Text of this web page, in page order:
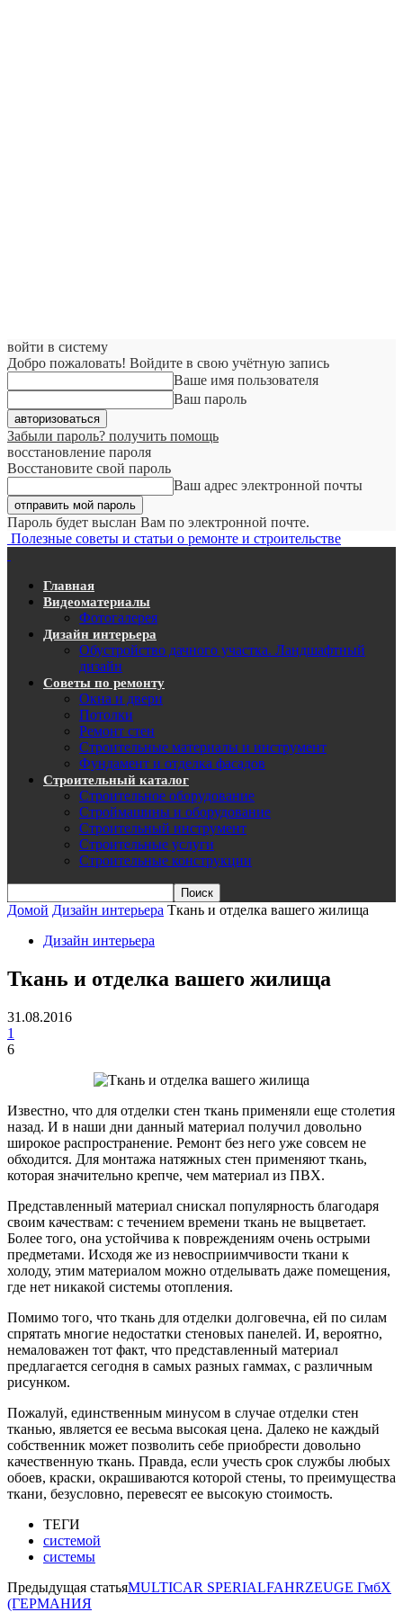
войти в систему
Добро пожаловать! Войдите в свою учётную запись
Ваше имя пользователя
Ваш пароль
Забыли пароль? получить помощь
восстановление пароля
Восстановите свой пароль
Ваш адрес электронной почты
Пароль будет выслан Вам по электронной почте.
Полезные советы и статьи о ремонте и строительстве
Главная
Видеоматериалы
Фотогалерея
Дизайн интерьера
Обустройство дачного участка. Ландшафтный
дизайн
Советы по ремонту
Окна и двери
Потолки
Ремонт стен
Строительные материалы и инструмент
Фундамент и отделка фасадов
Строительный каталог
Строительное оборудование
Строймашины и оборудование
Строительный инструмент
Строительные услуги
Строительные конструкции
Домой Дизайн интерьера Ткань и отделка вашего жилища
Дизайн интерьера
Ткань и отделка вашего жилища
31.08.2016
1
6
Известно, что для отделки стен ткань применяли еще столетия
назад. И в наши дни данный материал получил довольно
широкое распространение. Ремонт без него уже совсем не
обходится. Для монтажа натяжных стен применяют ткань,
которая значительно крепче, чем материал из ПВХ.
Представленный материал снискал популярность благодаря
своим качествам: с течением времени ткань не выцветает.
Более того, она устойчива к повреждениям очень острыми
предметами. Исходя же из невосприимчивости ткани к
холоду, этим материалом можно отделывать даже помещения,
где нет никакой системы отопления.
Помимо того, что ткань для отделки долговечна, ей по силам
спрятать многие недостатки стеновых панелей. И, вероятно,
немаловажен тот факт, что представленный материал
предлагается сегодня в самых разных гаммах, с различным
рисунком.
Пожалуй, единственным минусом в случае отделки стен
тканью, является ее весьма высокая цена. Далеко не каждый
собственник может позволить себе приобрести довольно
качественную ткань. Правда, если учесть срок службы любых
обоев, краски, окрашиваются которой стены, то преимущества
ткани, безусловно, перевесят ее высокую стоимость.
ТЕГИ
системой
системы
Предыдущая статьяMULTICAR SPERIALFAHRZEUGE ГмбХ
(ГЕРМАНИЯ